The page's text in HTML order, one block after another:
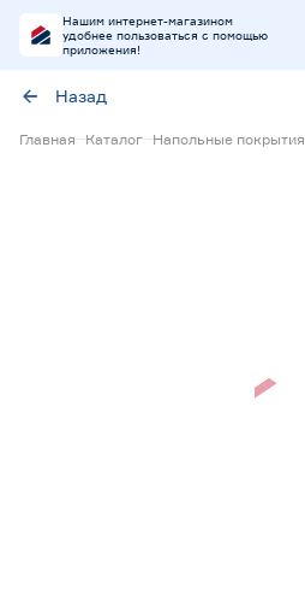
Нашим интернет-магазином
удобнее пользоваться с помощью
приложения!
Назад
Главная Каталог Напольные покрытия